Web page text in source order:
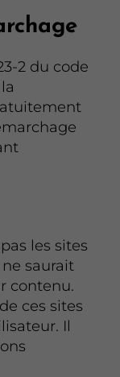
2 du code
les sites
saurait
contenu.
ces sites
Il